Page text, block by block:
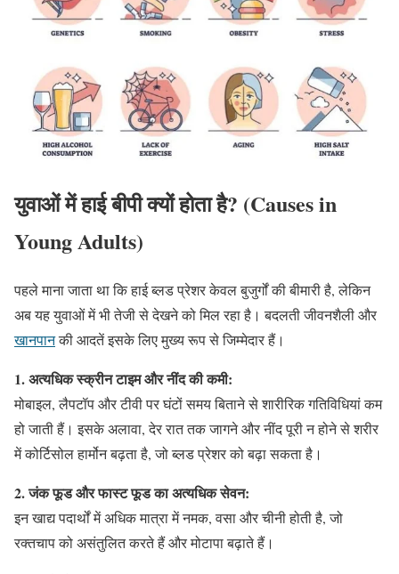
युवाओं में हाई बीपी क्यों होता है? (Causes in
Young Adults)
पहले माना जाता था कि हाई ब्लड प्रेशर केवल बुजुर्गों की बीमारी है, लेकिन
अब यह युवाओं में भी तेजी से देखने को मिल रहा है। बदलती जीवनशैली और
खानपानकी आदतें इसके लिए मुख्य रूप से जिम्मेदार हैं।
1. अत्यधिक स्क्रीन टाइम और नींद की कमी:
मोबाइल, लैपटॉप और टीवी पर घंटों समय बिताने से शारीरिक गतिविधियां कम
हो जाती हैं। इसके अलावा, देर रात तक जागने और नींद पूरी न होने से शरीर
में कोर्टिसोल हार्मोन बढ़ता है, जो ब्लड प्रेशर को बढ़ा सकता है।
2. जंक फूड और फास्ट फूड का अत्यधिक सेवन:
इन खाद्य पदार्थों में अधिक मात्रा में नमक, वसा और चीनी होती है, जो
रक्तचाप को असंतुलित करते हैं और मोटापा बढ़ाते हैं।